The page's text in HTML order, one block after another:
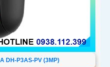
DH-P3AS-PV (3MP)